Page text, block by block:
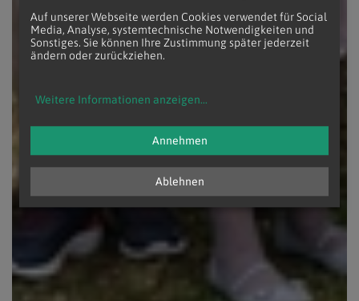
Auf unserer Webseite werden Cookies verwendet für Social
Media, Analyse, systemtechnische Notwendigkeiten und
Sonstiges. Sie können Ihre Zustimmung später jederzeit
ändern oder zurückziehen.
Weitere Informationen anzeigen...
Ablehnen
Annehmen